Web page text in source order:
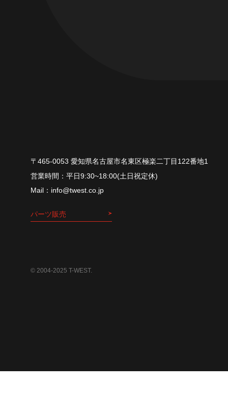
〒465-0053 愛知県名古屋市名東区極楽二丁目122番地1
平⽇9:30~18:00(⼟⽇祝定休)
info@twest.co.jp
パーツ販売
© 2004-2025 T-WEST.